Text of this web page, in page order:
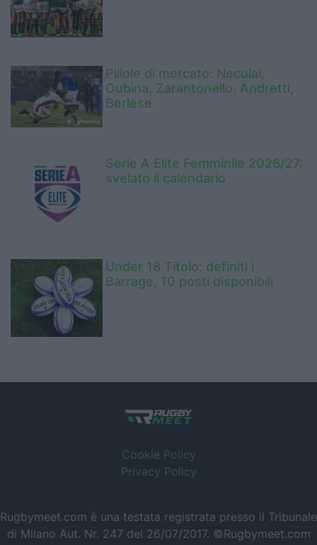
Pillole di mercato: Neculai,
Oubina, Zarantonello, Andretti,
Berlese
Serie A Elite Femminile 2026/27:
svelato il calendario
Under 18 Titolo: definiti i
Barrage, 10 posti disponibili
Cookie Policy
Privacy Policy
Rugbymeet.com è una testata registrata presso il Tribunale
di Milano Aut. Nr. 247 del 26/07/2017. ©Rugbymeet.com